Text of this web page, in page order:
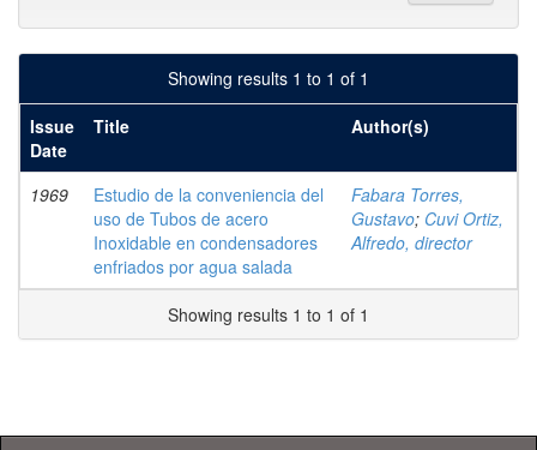
Showing results 1 to 1 of 1
Issue
Date
Title Author(s)
1969
Estudio de la conveniencia del
uso de Tubos de acero
Inoxidable en condensadores
enfriados por agua salada
Fabara Torres,
Gustavo; Cuvi Ortiz,
Alfredo, director
Showing results 1 to 1 of 1